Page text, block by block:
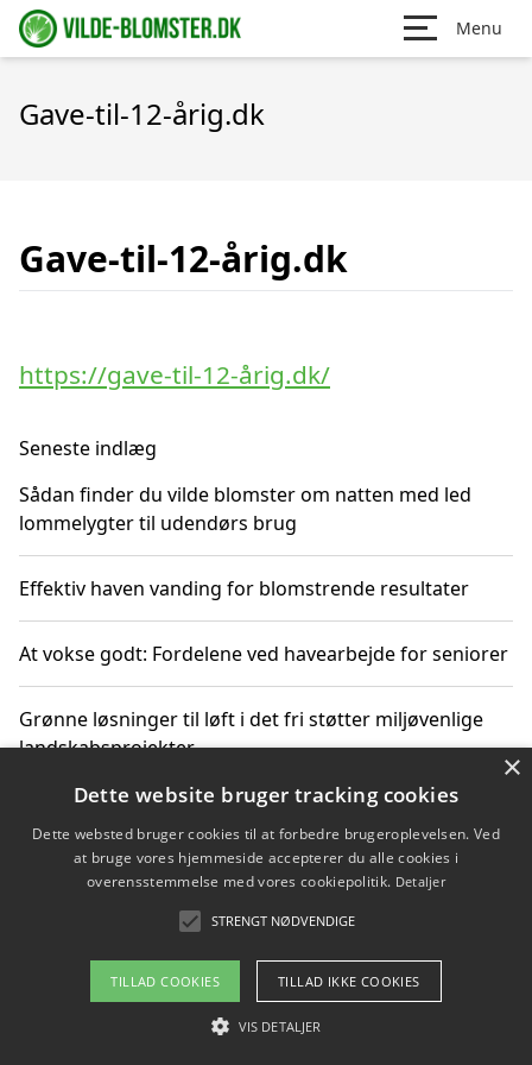
Menu
Gave-til-12-årig.dk
Gave-til-12-årig.dk
https://gave-til-12-årig.dk/
Seneste indlæg
Sådan finder du vilde blomster om natten med led
lommelygter til udendørs brug
Effektiv haven vanding for blomstrende resultater
At vokse godt: Fordelene ved havearbejde for seniorer
Grønne løsninger til løft i det fri støtter miljøvenlige
landskabsprojekter
Gør haven til et frirum for familien og naturen
Copyright 2026 - Pilanto Aps
Om / kontakt
Blog Betingelser
×
Dette website bruger tracking cookies
Dette websted bruger cookies til at forbedre brugeroplevelsen. Ved
at bruge vores hjemmeside accepterer du alle cookies i
overensstemmelse med vores cookiepolitik. Detaljer
STRENGT NØDVENDIGE
TILLAD COOKIES TILLAD IKKE COOKIES
VIS DETALJER